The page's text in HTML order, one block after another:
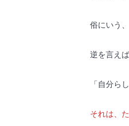
俗にいう、
逆を言え
「自分ら
それは、